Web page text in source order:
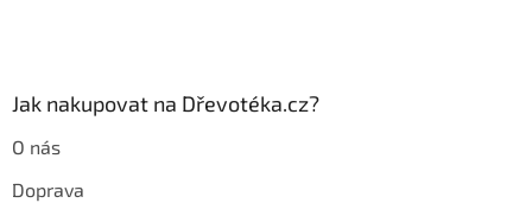
Jak nakupovat na Dřevotéka.cz?
O nás
Doprava